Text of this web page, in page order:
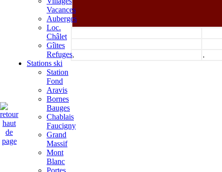
Vacances
Auberges
Loc.
Châlet
Gîites
Refuges
Stations ski
Station
Fond
Aravis
Bornes
Bauges
Chablais
Faucigny
Grand
Massif
Mont
Blanc
Portes
. .